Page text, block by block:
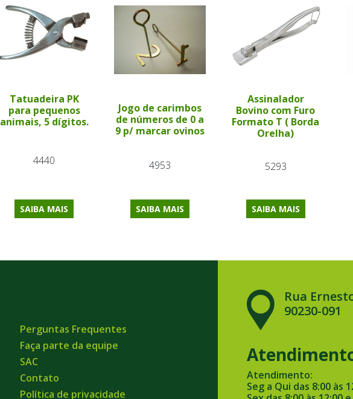
Tatuadeira PK
para pequenos
animais, 5 dígitos.
4440
SAIBA MAIS
Jogo de carimbos
de números de 0 a
9 p/ marcar ovinos
4953
SAIBA MAIS
Assinalador
Bovino com Furo
Formato T ( Borda
Orelha)
5293
SAIBA MAIS
Perguntas Frequentes
Faça parte da equipe
SAC
Contato
Política de privacidade
Rua
90230-091
Atendimento:
Seg a Qui das 8:00 às